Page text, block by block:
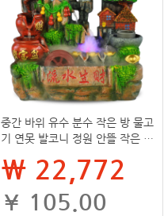
중간 바위 유수 분수 작은 방 물고
기 연못 발코니 정원 안뜰 작은 분
₩ 22,772
¥ 105.00